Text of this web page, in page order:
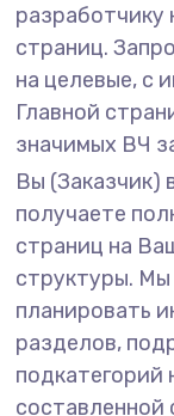
разработчику
страниц.
на целевые, с
Главной
значимых ВЧ
Вы (Заказчик)
получаете
страниц на
структуры.
планировать
разделов,
подкатегорий
составленной